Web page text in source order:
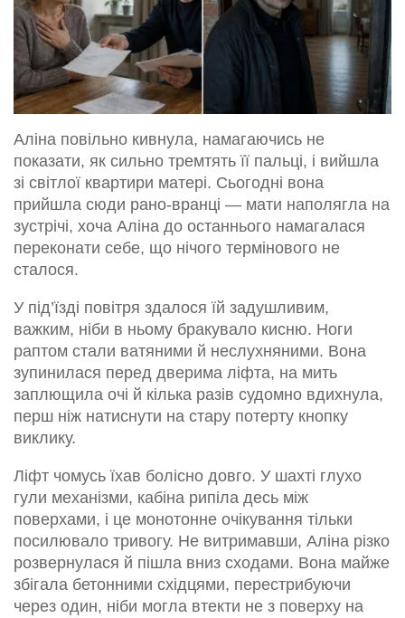
Аліна повільно кивнула, намагаючись не
показати, як сильно тремтять її пальці, і вийшла
зі світлої квартири матері. Сьогодні вона
прийшла сюди рано-вранці — мати наполягла на
зустрічі, хоча Аліна до останнього намагалася
переконати себе, що нічого термінового не
сталося.
У під’їзді повітря здалося їй задушливим,
важким, ніби в ньому бракувало кисню. Ноги
раптом стали ватяними й неслухняними. Вона
зупинилася перед дверима ліфта, на мить
заплющила очі й кілька разів судомно вдихнула,
перш ніж натиснути на стару потерту кнопку
виклику.
Ліфт чомусь їхав болісно довго. У шахті глухо
гули механізми, кабіна рипіла десь між
поверхами, і це монотонне очікування тільки
посилювало тривогу. Не витримавши, Аліна різко
розвернулася й пішла вниз сходами. Вона майже
збігала бетонними східцями, перестрибуючи
через один, ніби могла втекти не з поверху на